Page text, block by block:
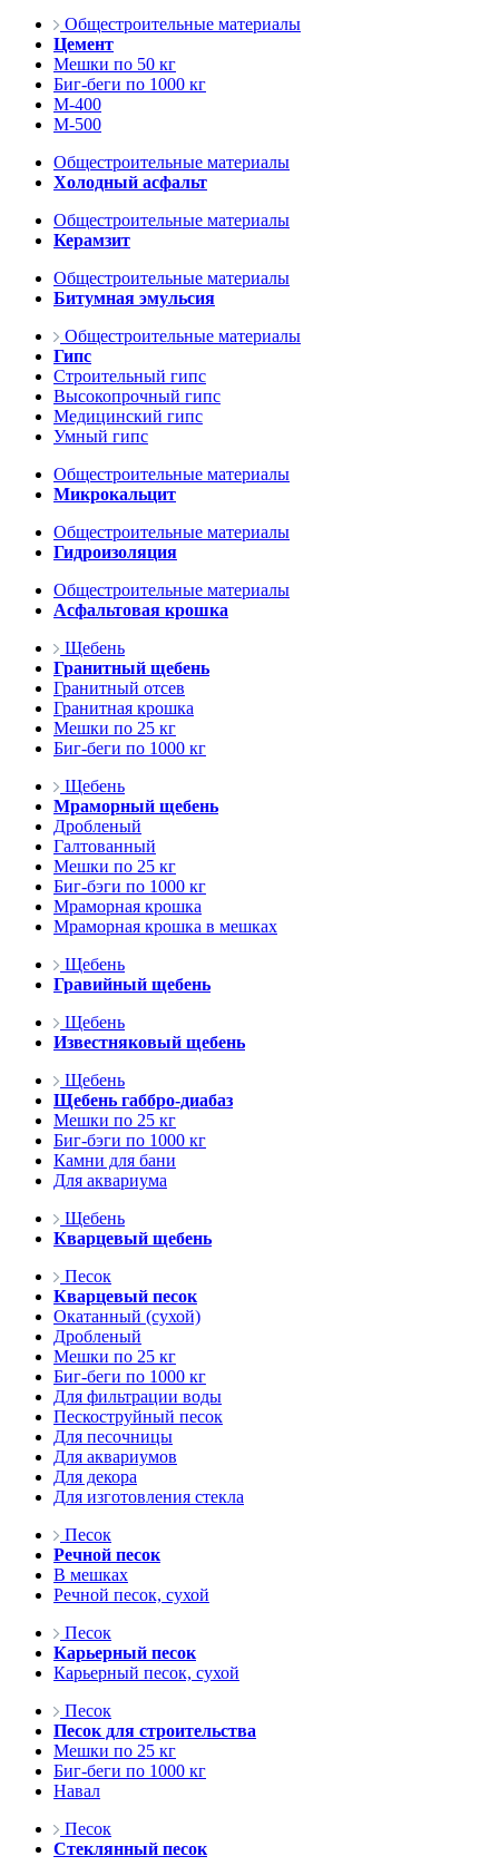
Общестроительные материалы
Цемент
Мешки по 50 кг
Биг-беги по 1000 кг
М-400
М-500
Общестроительные материалы
Холодный асфальт
Общестроительные материалы
Керамзит
Общестроительные материалы
Битумная эмульсия
Общестроительные материалы
Гипс
Строительный гипс
Высокопрочный гипс
Медицинский гипс
Умный гипс
Общестроительные материалы
Микрокальцит
Общестроительные материалы
Гидроизоляция
Общестроительные материалы
Асфальтовая крошка
Щебень
Гранитный щебень
Гранитный отсев
Гранитная крошка
Мешки по 25 кг
Биг-беги по 1000 кг
Щебень
Мраморный щебень
Дробленый
Галтованный
Мешки по 25 кг
Биг-бэги по 1000 кг
Мраморная крошка
Мраморная крошка в мешках
Щебень
Гравийный щебень
Щебень
Известняковый щебень
Щебень
Щебень габбро-диабаз
Мешки по 25 кг
Биг-бэги по 1000 кг
Камни для бани
Для аквариума
Щебень
Кварцевый щебень
Песок
Кварцевый песок
Окатанный (сухой)
Дробленый
Мешки по 25 кг
Биг-беги по 1000 кг
Для фильтрации воды
Пескоструйный песок
Для песочницы
Для аквариумов
Для декора
Для изготовления стекла
Песок
Речной песок
В мешках
Речной песок, сухой
Песок
Карьерный песок
Карьерный песок, сухой
Песок
Песок для строительства
Мешки по 25 кг
Биг-беги по 1000 кг
Навал
Песок
Стеклянный песок